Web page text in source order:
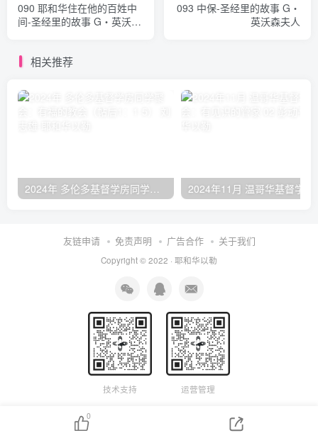
090 耶和华住在他的百姓中
间-圣经里的故事 G‧英沃森
093 中保-圣经里的故事 G‧
英沃森夫人
相关推荐
2024年 多伦多基督学房同学聚会：有福的教会（帖后1：1-5） 刘志雄
友链申请 免责声明 广告合作 关于我们
Copyright © 2022 · 耶和华以勒
技术支持 运营管理
0